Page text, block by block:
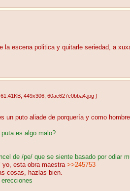
la escena politica y quitarle seriedad, a
, 449x306 , 60ae627c0bba4.jpg )
un puto aliade de porquería y como
es algo malo?
de /pe/ que se siente basado por odiar
yo, esta obra maestra >>245753
cosas, hazlas bien.